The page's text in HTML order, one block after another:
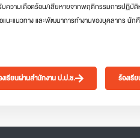
ความเดือดร้อน/เสียหายจากพฤติกรรมการปฏิบัติ
นะแนวทาง และพัฒนาการทำงานของบุคลากร นัก
งเรียนผ่านสำนักงาน ป.ป.ช. ร้องเรี